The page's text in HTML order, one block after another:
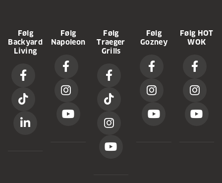
Følg
Backyard
Living
Følg
Napoleon
Følg
Traeger
Grills
Følg
Gozney
Følg HOT
WOK